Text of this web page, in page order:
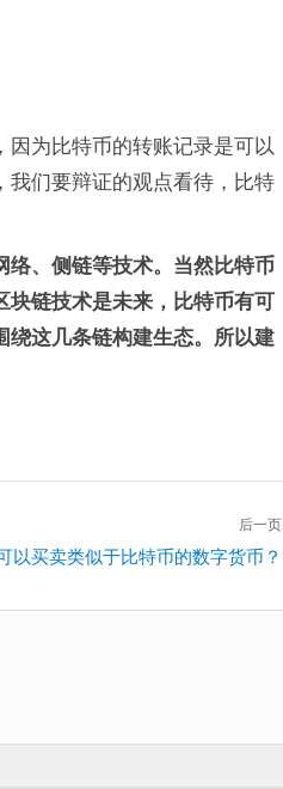
为比特币的转账记录是可以
们要辩证的观点看待，比特
、侧链等技术。当然比特币
链技术是未来，比特币有可
这几条链构建生态。所以建
后一页
以买卖类似于比特币的数字货币？